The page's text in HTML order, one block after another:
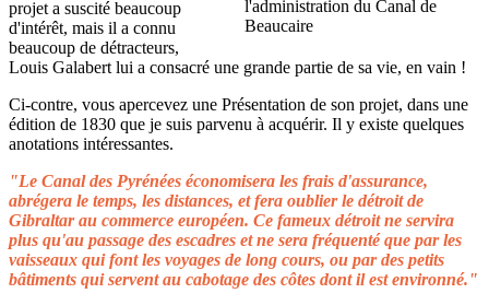
projet a suscité beaucoup
d'intérêt, mais il a connu
beaucoup de détracteurs,
Louis Galabert lui a consacré une grande partie de sa vie, en vain !
Ci-contre, vous apercevez une Présentation de son projet, dans une
édition de 1830 que je suis parvenu à acquérir. Il y existe quelques
anotations intéressantes.
"Le Canal des Pyrénées économisera les frais d'assurance,
abrégera le temps, les distances, et fera oublier le détroit de
Gibraltar au commerce européen. Ce fameux détroit ne servira
plus qu'au passage des escadres et ne sera fréquenté que par les
vaisseaux qui font les voyages de long cours, ou par des petits
bâtiments qui servent au cabotage des côtes dont il est environné."